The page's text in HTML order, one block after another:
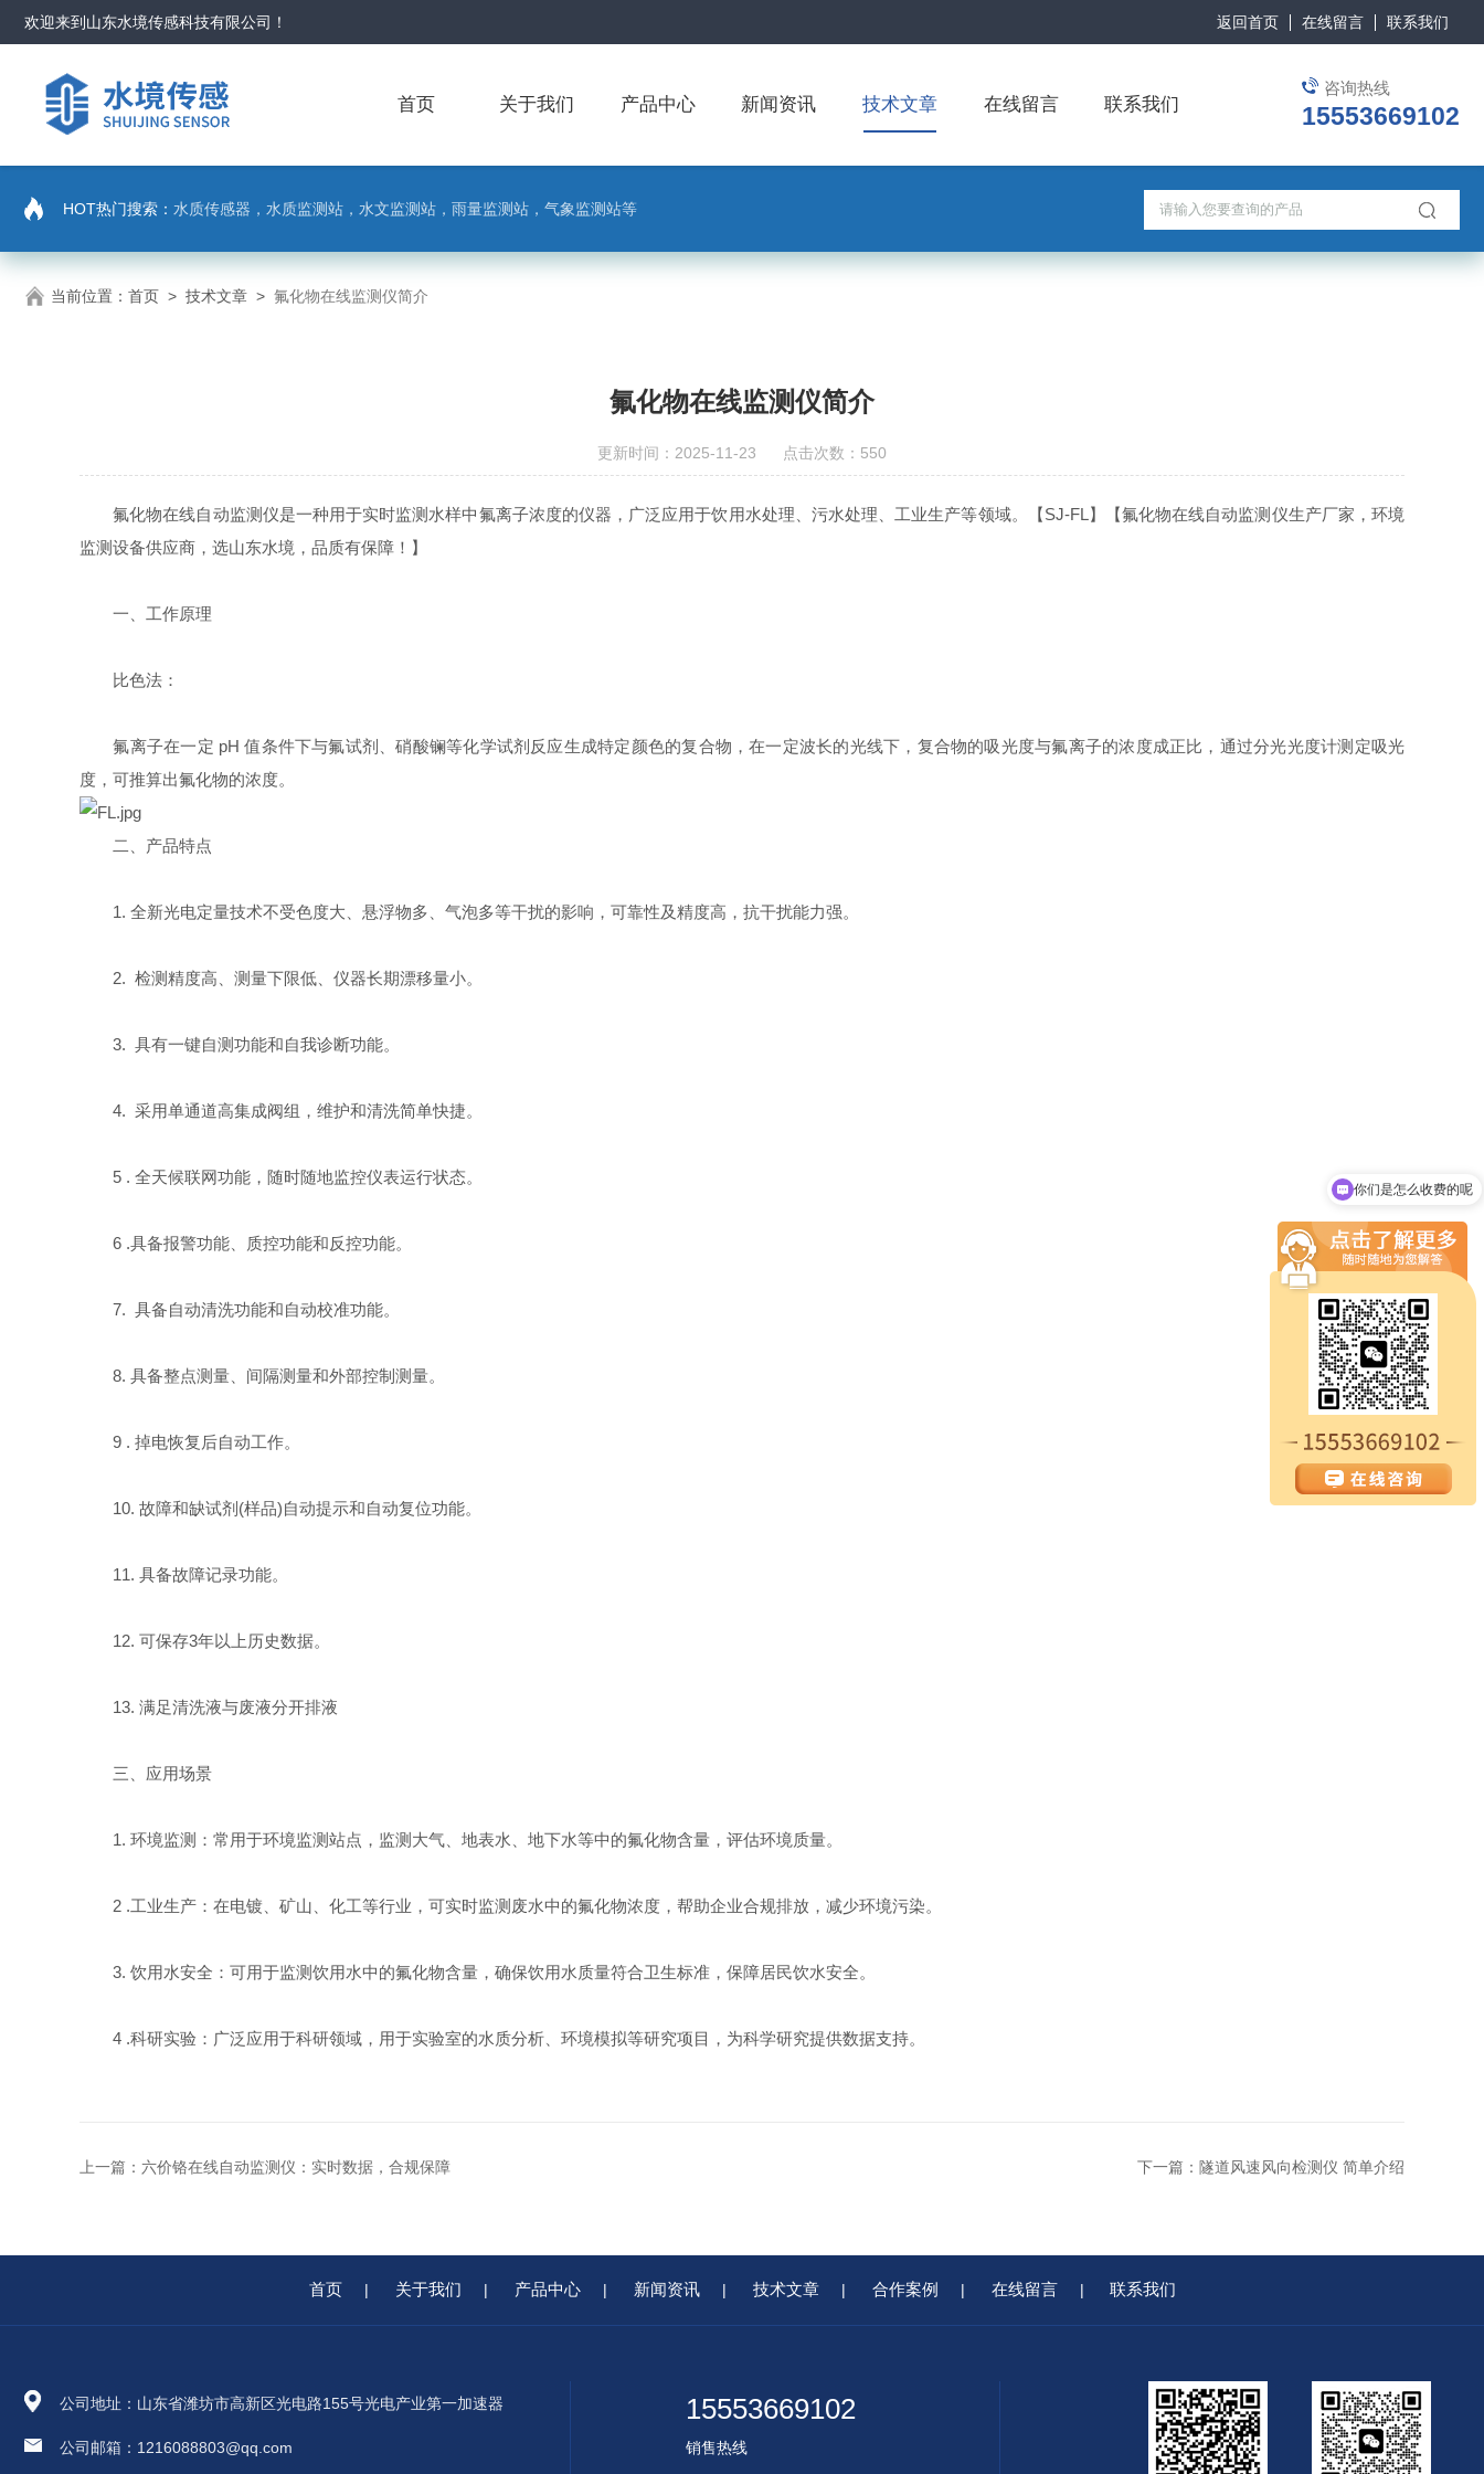
欢迎来到 山东水境传感科技有限公司 ！ 返回首页 在线留言 联系我们
咨询热线
15553669102
首页 关于我们 产品中心 新闻资讯 技术文章 在线留言 联系我们
HOT热门搜索： 水质传感器，水质监测站，水文监测站，雨量监测站，气象监测站等
当前位置： 首页 > 技术文章 > 氟化物在线监测仪简介
氟化物在线监测仪简介
更新时间：2025-11-23 点击次数：550
氟化物在线自动监测仪是一种用于实时监测水样中氟离子浓度的仪器，广泛应用于饮用水处理、污水处理、工业生产等领域。【SJ-FL】【氟化物在线自动监测仪生产厂家，环境
监测设备供应商，选山东水境，品质有保障！】
一、工作原理
比色法：
氟离子在一定 pH 值条件下与氟试剂、硝酸镧等化学试剂反应生成特定颜色的复合物，在一定波长的光线下，复合物的吸光度与氟离子的浓度成正比，通过分光光度计测定吸光
度，可推算出氟化物的浓度。
二、产品特点
1. 全新光电定量技术不受色度大、悬浮物多、气泡多等干扰的影响，可靠性及精度高，抗干扰能力强。
2. 检测精度高、测量下限低、仪器长期漂移量小。
3. 具有一键自测功能和自我诊断功能。
4. 采用单通道高集成阀组，维护和清洗简单快捷。
5 . 全天候联网功能，随时随地监控仪表运行状态。
6 .具备报警功能、质控功能和反控功能。
7. 具备自动清洗功能和自动校准功能。
8. 具备整点测量、间隔测量和外部控制测量。
9 . 掉电恢复后自动工作。
10. 故障和缺试剂(样品)自动提示和自动复位功能。
11. 具备故障记录功能。
12. 可保存3年以上历史数据。
13. 满足清洗液与废液分开排液
三、应用场景
1. 环境监测：常用于环境监测站点，监测大气、地表水、地下水等中的氟化物含量，评估环境质量。
2 .工业生产：在电镀、矿山、化工等行业，可实时监测废水中的氟化物浓度，帮助企业合规排放，减少环境污染。
3. 饮用水安全：可用于监测饮用水中的氟化物含量，确保饮用水质量符合卫生标准，保障居民饮水安全。
4 .科研实验：广泛应用于科研领域，用于实验室的水质分析、环境模拟等研究项目，为科学研究提供数据支持。
上一篇： 六价铬在线自动监测仪：实时数据，合规保障 下一篇： 隧道风速风向检测仪 简单介绍
首页 | 关于我们 | 产品中心 | 新闻资讯 | 技术文章 | 合作案例 | 在线留言 | 联系我们
公司地址：山东省潍坊市高新区光电路155号光电产业第一加速器
公司邮箱：1216088803@qq.com
15553669102
销售热线
你们是怎么收费的呢